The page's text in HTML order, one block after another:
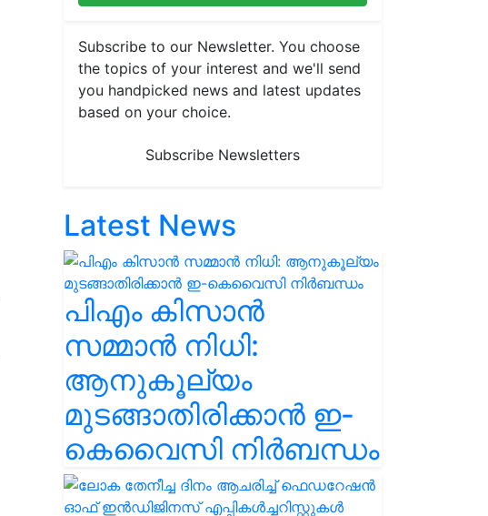
Subscribe to our Newsletter. You choose
the topics of your interest and we'll send
you handpicked news and latest updates
based on your choice.
Subscribe Newsletters
Latest News
പിഎം കിസാൻ
സമ്മാൻ നിധി:
ആനുകൂല്യം
മുടങ്ങാതിരിക്കാൻ ഇ-
കെവൈസി നിർബന്ധം